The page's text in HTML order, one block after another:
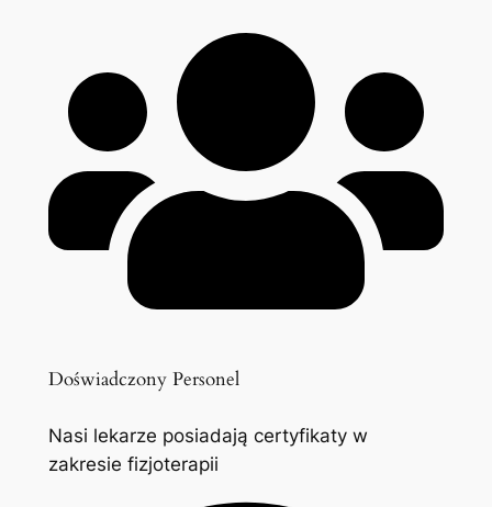
Doświadczony Personel
Nasi lekarze posiadają certyfikaty w
zakresie fizjoterapii